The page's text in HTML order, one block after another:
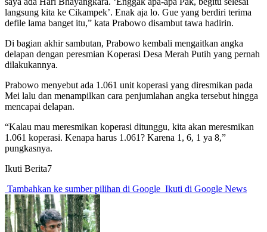
langsung kita ke Cikampek’. Enak aja lo. Gue yang berdiri terima
defile lama banget itu,” kata Prabowo disambut tawa hadirin.
Di bagian akhir sambutan, Prabowo kembali mengaitkan angka
delapan dengan peresmian Koperasi Desa Merah Putih yang pernah
dilakukannya.
Prabowo menyebut ada 1.061 unit koperasi yang diresmikan pada
Mei lalu dan menampilkan cara penjumlahan angka tersebut hingga
mencapai delapan.
“Kalau mau meresmikan koperasi ditunggu, kita akan meresmikan
1.061 koperasi. Kenapa harus 1.061? Karena 1, 6, 1 ya 8,”
pungkasnya.
Ikuti Berita7
Tambahkan ke sumber pilihan di Google Ikuti di Google News